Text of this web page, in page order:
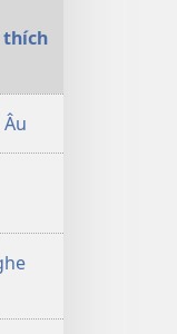
thích